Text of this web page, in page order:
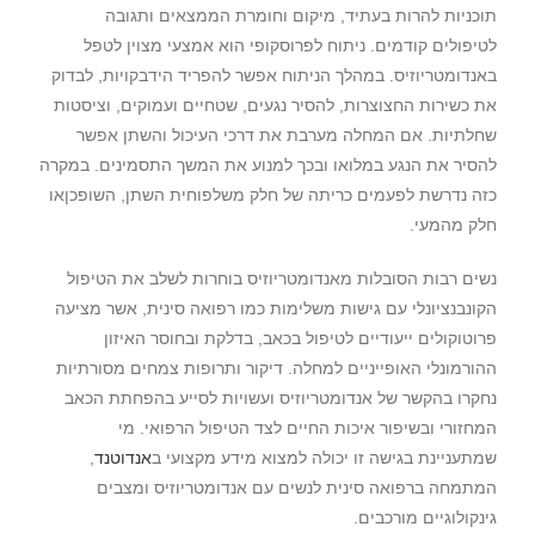
תוכניות להרות בעתיד, מיקום וחומרת הממצאים ותגובה
לטיפולים קודמים. ניתוח לפרוסקופי הוא אמצעי מצוין לטפל
באנדומטריוזיס. במהלך הניתוח אפשר להפריד הידבקויות, לבדוק
את כשירות החצוצרות, להסיר נגעים, שטחיים ועמוקים, וציסטות
שחלתיות. אם המחלה מערבת את דרכי העיכול והשתן אפשר
להסיר את הנגע במלואו ובכך למנוע את המשך התסמינים. במקרה
כזה נדרשת לפעמים כריתה של חלק משלפוחית השתן, השופכןאו
חלק מהמעי.
נשים רבות הסובלות מאנדומטריוזיס בוחרות לשלב את הטיפול
הקונבנציונלי עם גישות משלימות כמו רפואה סינית, אשר מציעה
פרוטוקולים ייעודיים לטיפול בכאב, בדלקת ובחוסר האיזון
ההורמונלי האופייניים למחלה. דיקור ותרופות צמחים מסורתיות
נחקרו בהקשר של אנדומטריוזיס ועשויות לסייע בהפחתת הכאב
המחזורי ובשיפור איכות החיים לצד הטיפול הרפואי. מי
שמתעניינת בגישה זו יכולה למצוא מידע מקצועי באנדוטנד
המתמחה ברפואה סינית לנשים עם אנדומטריוזיס ומצבים
גינקולוגיים מורכבים.